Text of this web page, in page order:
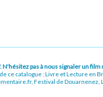
N'hésitez pas à nous signaler un
ce catalogue : Livre et Lecture en
Festival de Douarnenez,